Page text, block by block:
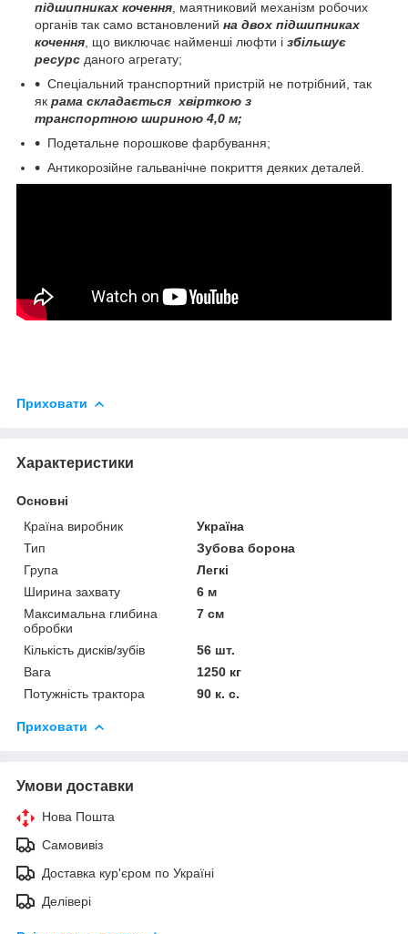
підшипниках кочення , маятниковий механізм робочих
органів так само встановлений на двох підшипниках
кочення , що виключає найменші люфти і збільшує
ресурс даного агрегату;
Спеціальний транспортний пристрій не потрібний, так
як рама складається хвірткою з
транспортною шириною 4,0 м;
Подетальне порошкове фарбування;
Антикорозійне гальванічне покриття деяких деталей.
Приховати
Характеристики
Основні
Країна виробник
Україна
Тип
Зубова борона
Група
Легкі
Ширина захвату
6 м
Максимальна глибина
обробки
7 см
Кількість дисків/зубів
56 шт.
Вага
1250 кг
Потужність трактора
90 к. с.
Приховати
Умови доставки
Нова Пошта
Самовивіз
Доставка кур'єром по Україні
Делівері